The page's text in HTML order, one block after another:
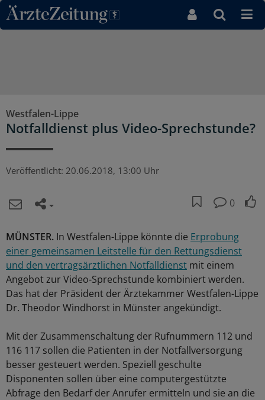
Direkt zum Inhaltsbereich
Westfalen-Lippe
Notfalldienst plus Video-Sprechstunde?
Veröffentlicht: 20.06.2018, 13:00 Uhr
0
MÜNSTER. In Westfalen-Lippe könnte die Erprobung
einer gemeinsamen Leitstelle für den Rettungsdienst
und den vertragsärztlichen Notfalldienst mit einem
Angebot zur Video-Sprechstunde kombiniert werden.
Das hat der Präsident der Ärztekammer Westfalen-Lippe
Dr. Theodor Windhorst in Münster angekündigt.
Mit der Zusammenschaltung der Rufnummern 112 und
116 117 sollen die Patienten in der Notfallversorgung
besser gesteuert werden. Speziell geschulte
Disponenten sollen über eine computergestützte
Abfrage den Bedarf der Anrufer ermitteln und sie an die